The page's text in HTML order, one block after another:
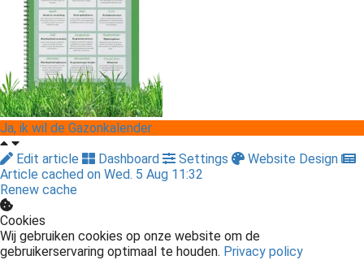
Ja, ik wil de Gazonkalender
Edit article
Dashboard Settings
Website Design
Article cached on Wed. 5 Aug 11:32
Renew cache
Cookies
Wij gebruiken cookies op onze website om de
gebruikerservaring optimaal te houden. Privacy policy